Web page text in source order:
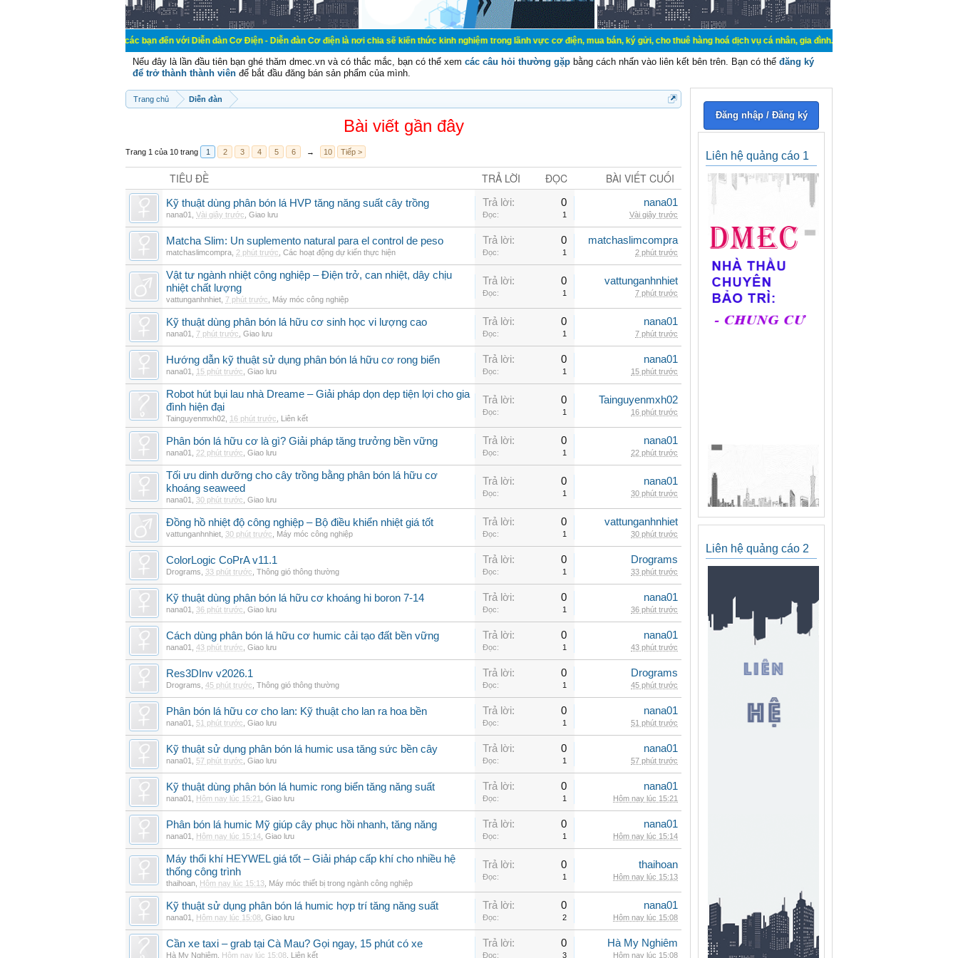
Chào mừng các bạn đến với Diễn đàn Cơ Điện - Diễn đàn Cơ điện là nơi chia sẽ kiến thức kinh nghiệm trong lãnh vực cơ điện, mua bán, ký gửi, cho thuê hàng hoá dịch vụ cá nhân, gia đình. Mua bán, ký gửi, cho thuê thiết bị hệ
Nếu đây là lần đầu tiên bạn ghé thăm dmec.vn và có thắc mắc, bạn có thể xem các câu hỏi thường gặp bằng cách nhấn vào liên kết bên trên. Bạn có thể đăng ký
để trở thành thành viên để bắt đầu đăng bán sản phẩm của mình.
Trang chủ Diễn đàn
Bài viết gần đây
Trang 1 của 10 trang 1 2 3 4 5 6 → 10 Tiếp >
TIÊU ĐỀ TRẢ LỜI ĐỌC BÀI VIẾT CUỐI
Kỹ thuật dùng phân bón lá HVP tăng năng suất cây trồng
nana01 Vài giây trước Giao lưu
Trả lời: 0
Đọc: 1
nana01
Vài giây trước
Matcha Slim: Un suplemento natural para el control de peso
matchaslimcompra 2 phút trước Các hoạt động dự kiến thực hiện
Trả lời: 0
Đọc: 1
matchaslimcompra
2 phút trước
Vật tư ngành nhiệt công nghiệp – Điện trở, can nhiệt, dây chịu
nhiệt chất lượng
vattunganhnhiet 7 phút trước Máy móc công nghiệp
Trả lời: 0
Đọc: 1
vattunganhnhiet
7 phút trước
Kỹ thuật dùng phân bón lá hữu cơ sinh học vi lượng cao
nana01 7 phút trước Giao lưu
Trả lời: 0
Đọc: 1
nana01
7 phút trước
Hướng dẫn kỹ thuật sử dụng phân bón lá hữu cơ rong biển
nana01 15 phút trước Giao lưu
Trả lời: 0
Đọc: 1
nana01
15 phút trước
Robot hút bụi lau nhà Dreame – Giải pháp dọn dẹp tiện lợi cho gia
đình hiện đại
Tainguyenmxh02 16 phút trước Liên kết
Trả lời: 0
Đọc: 1
Tainguyenmxh02
16 phút trước
Phân bón lá hữu cơ là gì? Giải pháp tăng trưởng bền vững
nana01 22 phút trước Giao lưu
Trả lời: 0
Đọc: 1
nana01
22 phút trước
Tối ưu dinh dưỡng cho cây trồng bằng phân bón lá hữu cơ
khoáng seaweed
nana01 30 phút trước Giao lưu
Trả lời: 0
Đọc: 1
nana01
30 phút trước
Đồng hồ nhiệt độ công nghiệp – Bộ điều khiển nhiệt giá tốt
vattunganhnhiet 30 phút trước Máy móc công nghiệp
Trả lời: 0
Đọc: 1
vattunganhnhiet
30 phút trước
ColorLogic CoPrA v11.1
Drograms 33 phút trước Thông gió thông thường
Trả lời: 0
Đọc: 1
Drograms
33 phút trước
Kỹ thuật dùng phân bón lá hữu cơ khoáng hi boron 7-14
nana01 36 phút trước Giao lưu
Trả lời: 0
Đọc: 1
nana01
36 phút trước
Cách dùng phân bón lá hữu cơ humic cải tạo đất bền vững
nana01 43 phút trước Giao lưu
Trả lời: 0
Đọc: 1
nana01
43 phút trước
Res3DInv v2026.1
Drograms 45 phút trước Thông gió thông thường
Trả lời: 0
Đọc: 1
Drograms
45 phút trước
Phân bón lá hữu cơ cho lan: Kỹ thuật cho lan ra hoa bền
nana01 51 phút trước Giao lưu
Trả lời: 0
Đọc: 1
nana01
51 phút trước
Kỹ thuật sử dụng phân bón lá humic usa tăng sức bền cây
nana01 57 phút trước Giao lưu
Trả lời: 0
Đọc: 1
nana01
57 phút trước
Kỹ thuật dùng phân bón lá humic rong biển tăng năng suất
nana01 Hôm nay lúc 15:21 Giao lưu
Trả lời: 0
Đọc: 1
nana01
Hôm nay lúc 15:21
Phân bón lá humic Mỹ giúp cây phục hồi nhanh, tăng năng
nana01 Hôm nay lúc 15:14 Giao lưu
Trả lời: 0
Đọc: 1
nana01
Hôm nay lúc 15:14
Máy thổi khí HEYWEL giá tốt – Giải pháp cấp khí cho nhiều hệ
thống công trình
thaihoan Hôm nay lúc 15:13 Máy móc thiết bị trong ngành công nghiệp
Trả lời: 0
Đọc: 1
thaihoan
Hôm nay lúc 15:13
Kỹ thuật sử dụng phân bón lá humic hợp trí tăng năng suất
nana01 Hôm nay lúc 15:08 Giao lưu
Trả lời: 0
Đọc: 2
nana01
Hôm nay lúc 15:08
Cần xe taxi – grab tại Cà Mau? Gọi ngay, 15 phút có xe
Hà My Nghiêm Hôm nay lúc 15:08 Liên kết
Trả lời: 0
Đọc: 3
Hà My Nghiêm
Hôm nay lúc 15:08
Đăng nhập / Đăng ký
Liên hệ quảng cáo 1
Liên hệ quảng cáo 2